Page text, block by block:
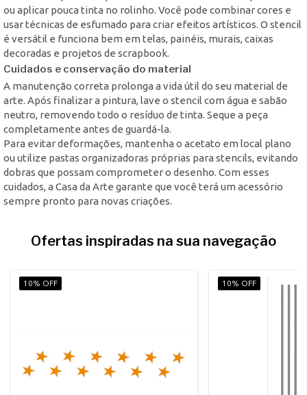
ou aplicar pouca tinta no rolinho. Você pode combinar cores e
usar técnicas de esfumado para criar efeitos artísticos. O stencil
é versátil e funciona bem em telas, painéis, murais, caixas
decoradas e projetos de scrapbook.
Cuidados e conservação do material
A manutenção correta prolonga a vida útil do seu material de
arte. Após finalizar a pintura, lave o stencil com água e sabão
neutro, removendo todo o resíduo de tinta. Seque a peça
completamente antes de guardá-la.
Para evitar deformações, mantenha o acetato em local plano
ou utilize pastas organizadoras próprias para stencils, evitando
dobras que possam comprometer o desenho. Com esses
cuidados, a Casa da Arte garante que você terá um acessório
sempre pronto para novas criações.
Ofertas inspiradas na sua navegação
10% OFF 10% OFF